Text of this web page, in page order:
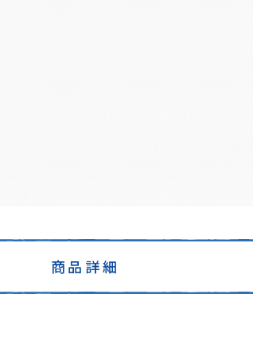
商品詳細